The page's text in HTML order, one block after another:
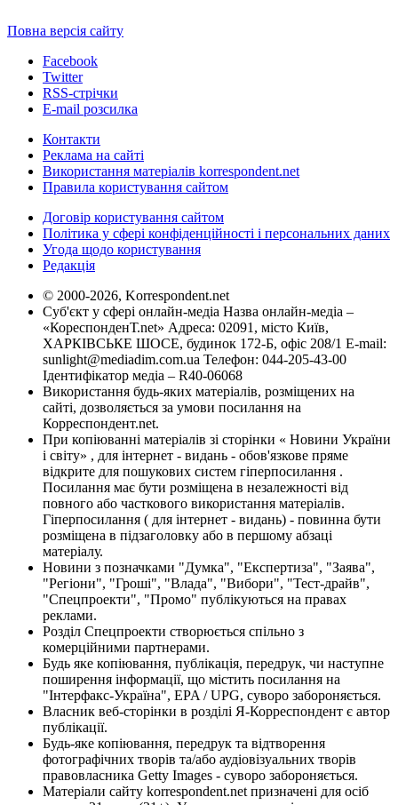
Повна версія сайту
Facebook
Twitter
RSS-стрічки
E-mail розсилка
Контакти
Реклама на сайті
Використання матеріалів korrespondent.net
Правила користування сайтом
Договір користування сайтом
Політика у сфері конфіденційності і персональних даних
Угода щодо користування
Редакція
© 2000-2026, Korrespondent.net
Суб'єкт у сфері онлайн-медіа Назва онлайн-медіа –
«КореспонденТ.net» Адреса: 02091, місто Київ,
ХАРКІВСЬКЕ ШОСЕ, будинок 172-Б, офіс 208/1 E-mail:
sunlight@mediadim.com.ua Телефон: 044-205-43-00
Ідентифікатор медіа – R40-06068
Використання будь-яких матеріалів, розміщених на
сайті, дозволяється за умови посилання на
Корреспондент.net.
При копіюванні матеріалів зі сторінки « Новини України
і світу» , для інтернет - видань - обов'язкове пряме
відкрите для пошукових систем гіперпосилання .
Посилання має бути розміщена в незалежності від
повного або часткового використання матеріалів.
Гіперпосилання ( для інтернет - видань) - повинна бути
розміщена в підзаголовку або в першому абзаці
матеріалу.
Новини з позначками "Думка", "Експертиза", "Заява",
"Регіони", "Гроші", "Влада", "Вибори", "Тест-драйв",
"Спецпроекти", "Промо" публікуються на правах
реклами.
Розділ Спецпроекти створюється спільно з
комерційними партнерами.
Будь яке копіювання, публікація, передрук, чи наступне
поширення інформації, що містить посилання на
"Інтерфакс-Україна", EPA / UPG, суворо забороняється.
Власник веб-сторінки в розділі Я-Корреспондент є автор
публікації.
Будь-яке копіювання, передрук та відтворення
фотографічних творів та/або аудіовізуальних творів
правовласника Getty Images - суворо забороняється.
Матеріали сайту korrespondent.net призначені для осіб